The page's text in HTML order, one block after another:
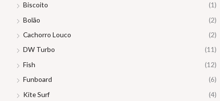
Biscoito
(1)
Bolão
(2)
Cachorro Louco
(2)
DW Turbo
(11)
Fish
(12)
Funboard
(6)
Kite Surf
(4)